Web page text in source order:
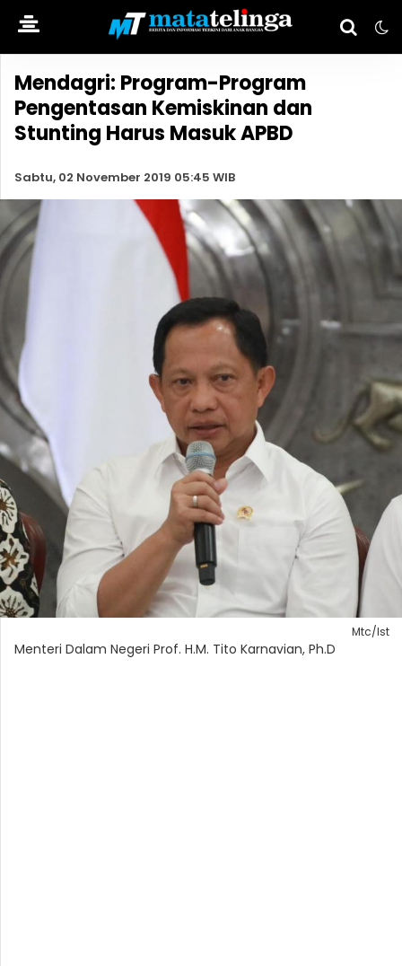
Mendagri: Program-Program
Pengentasan Kemiskinan dan
Stunting Harus Masuk APBD
Sabtu, 02 November 2019 05:45 WIB
Mtc/Ist
Menteri Dalam Negeri Prof. H.M. Tito Karnavian, Ph.D